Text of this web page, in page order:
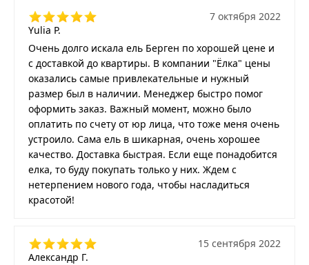
Yulia P.
7 октября 2022
Очень долго искала ель Берген по хорошей цене и
с доставкой до квартиры. В компании "Ёлка" цены
оказались самые привлекательные и нужный
размер был в наличии. Менеджер быстро помог
оформить заказ. Важный момент, можно было
оплатить по счету от юр лица, что тоже меня очень
устроило. Сама ель в шикарная, очень хорошее
качество. Доставка быстрая. Если еще понадобится
елка, то буду покупать только у них. Ждем с
нетерпением нового года, чтобы насладиться
красотой!
Александр Г.
15 сентября 2022